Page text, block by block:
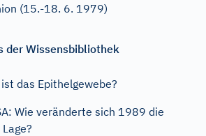
(15.-18. 6. 1979)
der Wissensbibliothek
das Epithelgewebe?
Wie veränderte sich 1989 die